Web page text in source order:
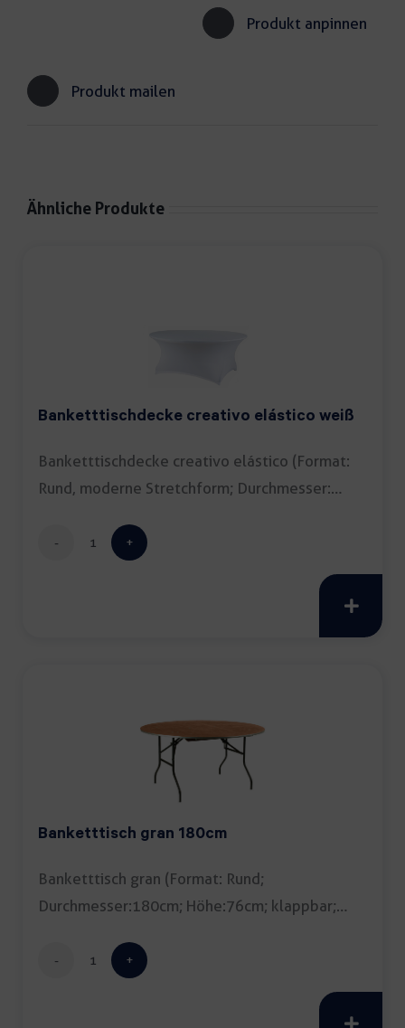
Produkt anpinnen
Produkt mailen
Ähnliche Produkte
Banketttischdecke creativo elástico weiß
Banketttischdecke creativo elástico (Format:
Rund, moderne Stretchform; Durchmesser:
Banketttischdecke
Banketttisch gran 180cm
Banketttisch gran (Format: Rund;
Durchmesser:180cm; Höhe:76cm; klappbar;
Banketttisch